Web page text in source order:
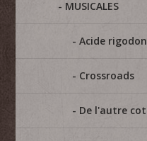
MUSICALES
Acide rigodon
Crossroads
De l'autre